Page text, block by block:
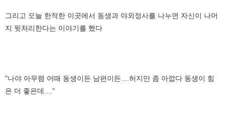
그리고 오늘 한적한 이곳에서 동생과 야외정사를 나누면 자신이 나머
지 뒷처리한다는 이야기를 했다
"나야 아무렴 어때 동생이든 남편이든....허지만 좀 아깝다 동생이 힘
은 더 좋은데...."